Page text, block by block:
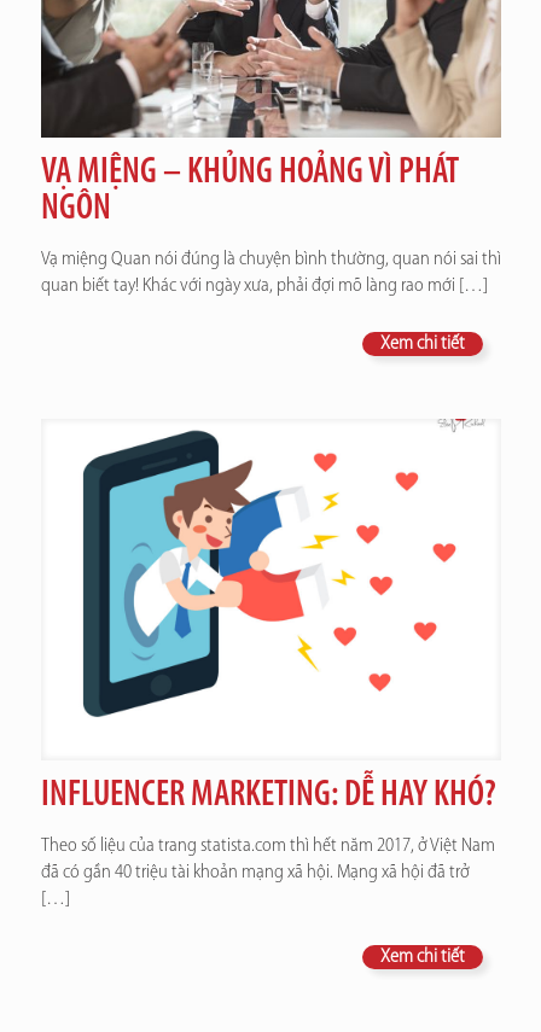
VẠ MIỆNG – KHỦNG HOẢNG VÌ PHÁT
NGÔN
Vạ miệng Quan nói đúng là chuyện bình thường, quan nói sai thì
quan biết tay! Khác với ngày xưa, phải đợi mõ làng rao mới […]
Xem chi tiết
INFLUENCER MARKETING: DỄ HAY KHÓ?
Theo số liệu của trang statista.com thì hết năm 2017, ở Việt Nam
đã có gần 40 triệu tài khoản mạng xã hội. Mạng xã hội đã trở
[…]
Xem chi tiết